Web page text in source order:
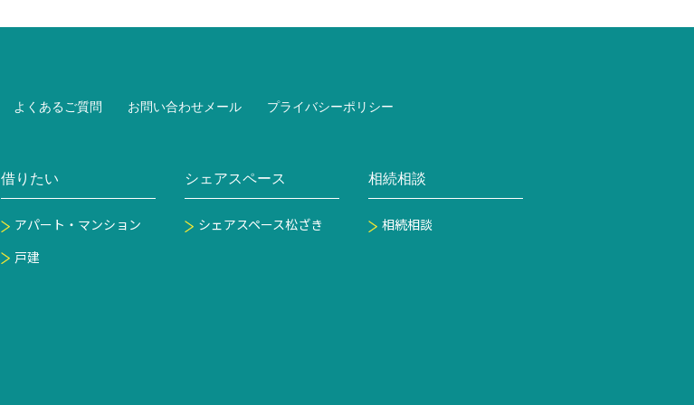
よくあるご質問 お問い合わせメール プライバシーポリシー
借りたい
アパート・マンション
戸建
シェアスペース
シェアスペース松ざき
相続相談
相続相談